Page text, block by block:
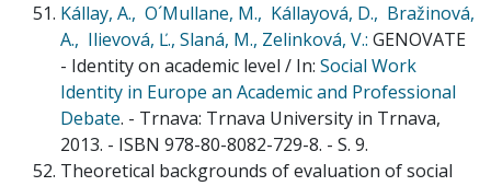
Kállay, A., O´Mullane, M., Kállayová, D., Bražinová,
A., Ilievová, Ľ., Slaná, M., Zelinková, V.: GENOVATE
- Identity on academic level / In: Social Work
Identity in Europe an Academic and Professional
Debate. - Trnava: Trnava University in Trnava,
2013. - ISBN 978-80-8082-729-8. - S. 9.
Theoretical backgrounds of evaluation of social